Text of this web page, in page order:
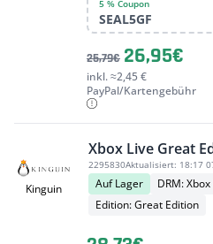
5 % Coupon
SEAL5GF
25,79€ 26,95€
inkl. ≈2,45 €
PayPal/Kartengebühr
Kinguin
Xbox Live Great
2295830Aktualisiert: 18:17
Auf Lager DRM:
Edition: Great Edition